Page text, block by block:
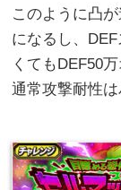
このように凸
になるし、
くてもDEF50
通常攻撃耐性は